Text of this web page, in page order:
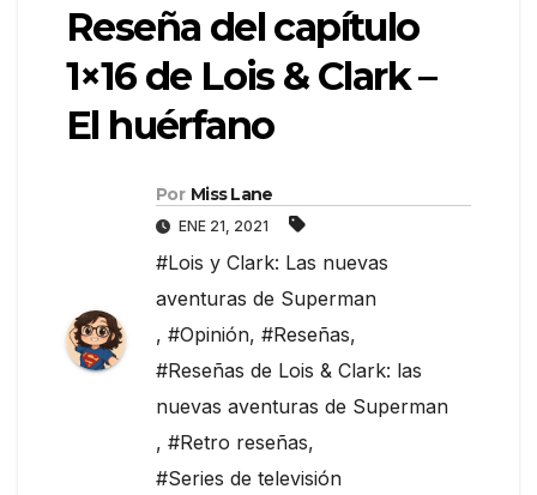
Reseña del capítulo
1×16 de Lois & Clark –
El huérfano
Por Miss Lane
ENE 21, 2021
#Lois y Clark: Las nuevas
aventuras de Superman
, #Opinión, #Reseñas,
#Reseñas de Lois & Clark: las
nuevas aventuras de Superman
, #Retro reseñas,
#Series de televisión